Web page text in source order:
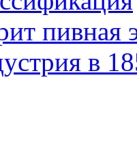
пивная
в